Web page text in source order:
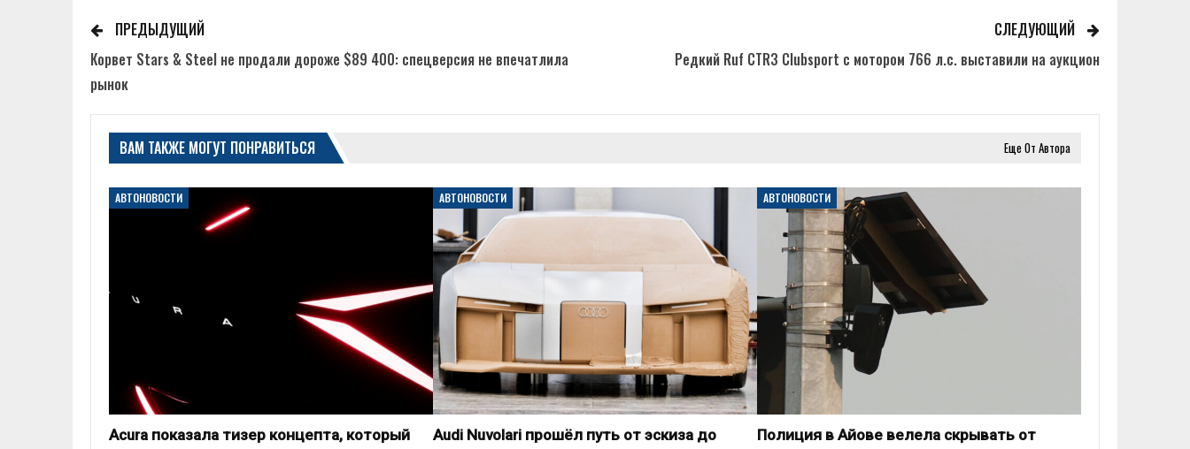
ПРЕДЫДУЩИЙ
Корвет Stars & Steel не продали дороже $89 400: спецверсия не впечатлила
рынок
СЛЕДУЮЩИЙ
Редкий Ruf CTR3 Clubsport с мотором 766 л.с. выставили на аукцион
ВАМ ТАКЖЕ МОГУТ ПОНРАВИТЬСЯ Еще От Автора
АВТОНОВОСТИ
Acura показала тизер концепта, который
АВТОНОВОСТИ
Audi Nuvolari прошёл путь от эскиза до
АВТОНОВОСТИ
Полиция в Айове велела скрывать от